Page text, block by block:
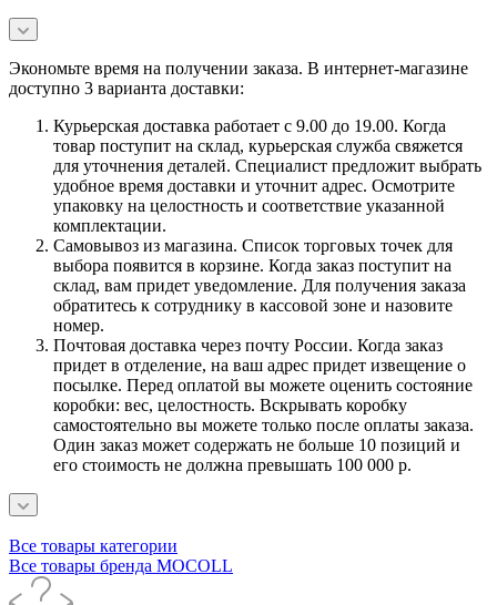
Экономьте время на получении заказа. В интернет-магазине
доступно 3 варианта доставки:
Курьерская доставка работает с 9.00 до 19.00. Когда
товар поступит на склад, курьерская служба свяжется
для уточнения деталей. Специалист предложит выбрать
удобное время доставки и уточнит адрес. Осмотрите
упаковку на целостность и соответствие указанной
комплектации.
Самовывоз из магазина. Список торговых точек для
выбора появится в корзине. Когда заказ поступит на
склад, вам придет уведомление. Для получения заказа
обратитесь к сотруднику в кассовой зоне и назовите
номер.
Почтовая доставка через почту России. Когда заказ
придет в отделение, на ваш адрес придет извещение о
посылке. Перед оплатой вы можете оценить состояние
коробки: вес, целостность. Вскрывать коробку
самостоятельно вы можете только после оплаты заказа.
Один заказ может содержать не больше 10 позиций и
его стоимость не должна превышать 100 000 р.
Все товары категории
Все товары бренда MOCOLL